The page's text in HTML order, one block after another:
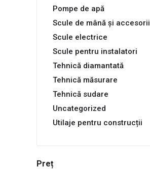
Pompe de apă
Scule de mână și accesorii
Scule electrice
Scule pentru instalatori
Tehnică diamantată
Tehnică măsurare
Tehnică sudare
Uncategorized
Utilaje pentru construcții
Preț